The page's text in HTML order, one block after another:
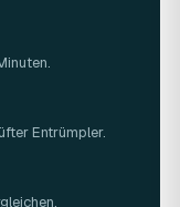
akuten Fällen
der
Hausrat: Möbel,
Sondermüll und
Alles geht
Entrümpler.